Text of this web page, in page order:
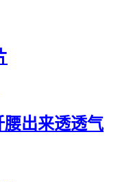
腰出来透透气